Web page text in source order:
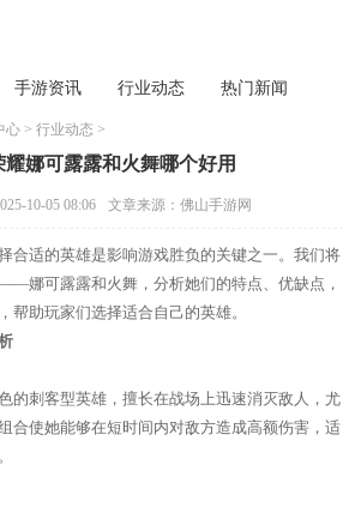
手游资讯 行业动态 热门新闻
心 > 行业动态 >
耀娜可露露和火舞哪个好用
10-05 08:06 文章来源：佛山手游网
合适的英雄是影响游戏胜负的关键之一。我们将
娜可露露和火舞，分析她们的特点、优缺点，
帮助玩家们选择适合自己的英雄。
的刺客型英雄，擅长在战场上迅速消灭敌人，尤
合使她能够在短时间内对敌方造成高额伤害，适